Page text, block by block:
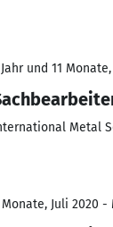
und 11
Metal
Juli 2020 -